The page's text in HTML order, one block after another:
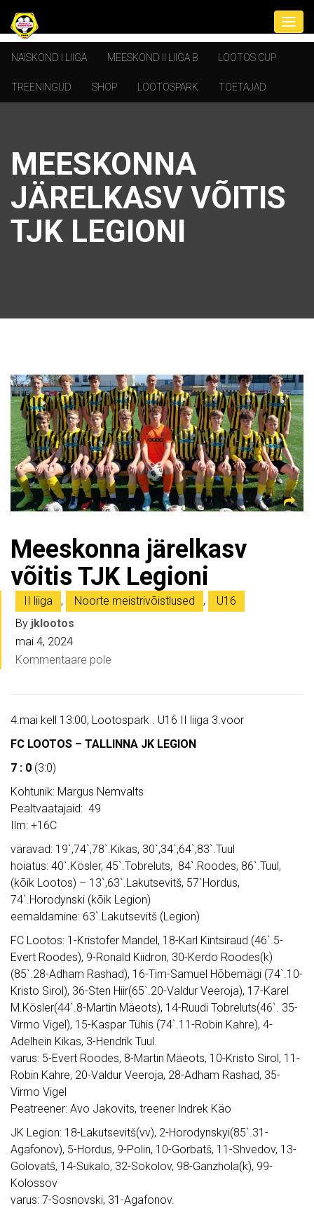
NAISKOND I LIIGA MEESKOND II LIIGA B LOOTOS CUP
TREENINGUD SHOP LOOTOSPARK TOETAJAD
MEESKONNA
JÄRELKASV VÕITIS
TJK LEGIONI
Meeskonna järelkasv
võitis TJK Legioni
II liiga , Noorte meistrivõistlused ,
U16
By jklootos
mai 4, 2024
Kommentaare pole
4.mai kell 13:00, Lootospark . U16 II liiga 3.voor
FC LOOTOS – TALLINNA JK LEGION
7 : 0 (3:0)
Kohtunik: Margus Nemvalts
Pealtvaatajaid: 49
Ilm: +16C
väravad: 19`,74`,78`.Kikas, 30`,34`,64`,83`.Tuul
hoiatus: 40`.Kösler, 45`.Tobreluts, 84`.Roodes, 86`.Tuul,
(kõik Lootos) – 13`,63`.Lakutsevitš, 57`Hordus,
74`.Horodynski (kõik Legion)
eemaldamine: 63`.Lakutsevitš (Legion)
FC Lootos: 1-Kristofer Mandel, 18-Karl Kintsiraud (46`.5-
Evert Roodes), 9-Ronald Kiidron, 30-Kerdo Roodes(k)
(85`.28-Adham Rashad), 16-Tim-Samuel Hõbemägi (74`.10-
Kristo Sirol), 36-Sten Hiir(65`.20-Valdur Veeroja), 17-Karel
M.Kösler(44`.8-Martin Mäeots), 14-Ruudi Tobreluts(46`. 35-
Virmo Vigel), 15-Kaspar Tühis (74`.11-Robin Kahre), 4-
Adelhein Kikas, 3-Hendrik Tuul.
varus: 5-Evert Roodes, 8-Martin Mäeots, 10-Kristo Sirol, 11-
Robin Kahre, 20-Valdur Veeroja, 28-Adham Rashad, 35-
Virmo Vigel
Peatreener: Avo Jakovits, treener Indrek Käo
JK Legion: 18-Lakutsevitš(vv), 2-Horodynskyi(85`.31-
Agafonov), 5-Hordus, 9-Polin, 10-Gorbatš, 11-Shvedov, 13-
Golovatš, 14-Sukalo, 32-Sokolov, 98-Ganzhola(k), 99-
Kolossov
varus: 7-Sosnovski, 31-Agafonov.